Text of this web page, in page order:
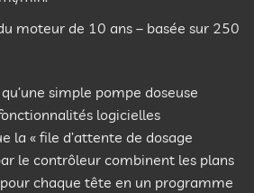
moteur de 10 ans – basée sur 250
simple pompe doseuse
logicielles
la « file d’attente de dosage
le contrôleur combinent les plans
chaque tête en un programme